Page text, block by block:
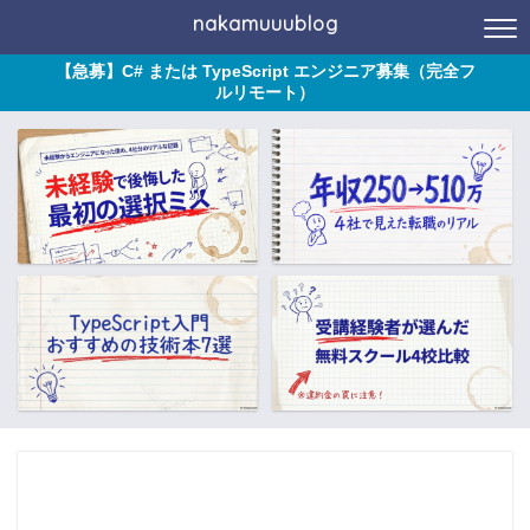
nakamuuublog
【急募】C# または TypeScript エンジニア募集（完全フ
ルリモート）